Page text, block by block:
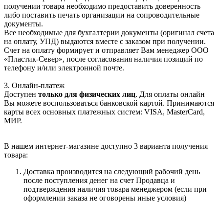
получении товара необходимо предоставить доверенность
либо поставить печать организации на сопроводительные
документы.
Все необходимые для бухгалтерии документы (оригинал счета
на оплату, УПД) выдаются вместе с заказом при получении.
Счет на оплату формирует и отправляет Вам менеджер ООО
«Пластик-Север», после согласования наличия позиций по
телефону и/или электронной почте.
3. Онлайн-платеж
Доступен только для физических лиц. Для оплаты онлайн
Вы можете воспользоваться банковской картой. Принимаются
карты всех основных платежных систем: VISA, MasterCard,
МИР.
В нашем интернет-магазине доступно 3 варианта получения
товара:
Доставка производится на следующий рабочий день
после поступления денег на счет Продавца и
подтверждения наличия товара менеджером (если при
оформлении заказа не оговорены иные условия)